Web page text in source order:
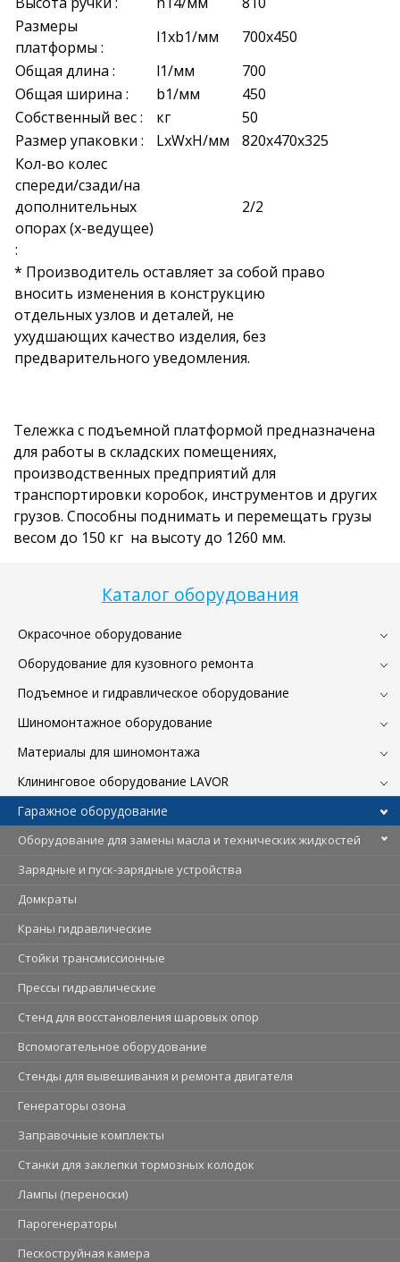
Каталог оборудования
Окрасочное оборудование
Оборудование для кузовного ремонта
Подъемное и гидравлическое оборудование
Шиномонтажное оборудование
Материалы для шиномонтажа
Клининговое оборудование LAVOR
Гаражное оборудование
Оборудование для замены масла и технических жидкостей
Зарядные и пуск-зарядные устройства
Домкраты
Краны гидравлические
Стойки трансмиссионные
Прессы гидравлические
Стенд для восстановления шаровых опор
Вспомогательное оборудование
Стенды для вывешивания и ремонта двигателя
Генераторы озона
Заправочные комплекты
Станки для заклепки тормозных колодок
Лампы (переноски)
Парогенераторы
Пескоструйная камера
Размеры
платформы :
l1xb1/мм
700х450
Общая длина :
l1/мм
700
Общая ширина :
b1/мм
450
Собственный вес :
кг
50
Размер упаковки :
LxWxH/мм
820x470x325
Кол-во колес
спереди/сзади/на
дополнительных
опорах (х-ведущее)
:
2/2
* Производитель оставляет за собой право
вносить изменения в конструкцию
отдельных узлов и деталей, не
ухудшающих качество изделия, без
предварительного уведомления.
Тележка с подъемной платформой предназначена
для работы в складских помещениях,
производственных предприятий для
транспортировки коробок, инструментов и других
грузов. Способны поднимать и перемещать грузы
весом до 150 кг на высоту до 1260 мм.